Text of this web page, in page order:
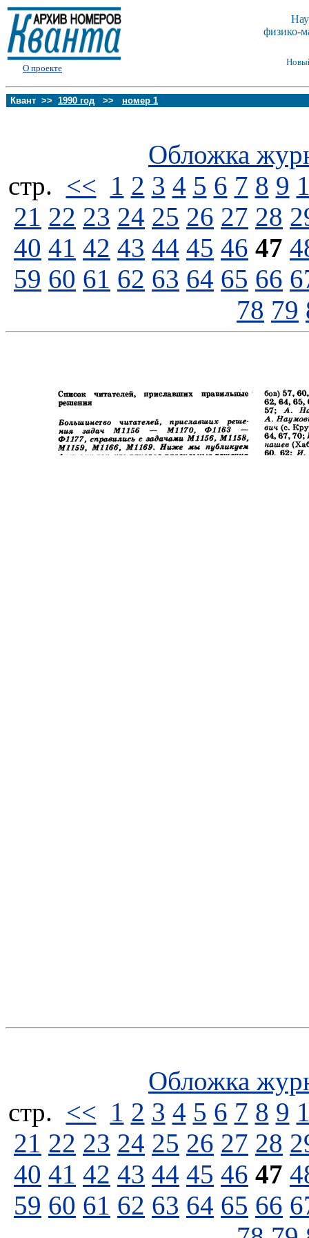
О проекте
физико-
Квант >> 1990 год >> номер 1
Обложка
стp. << 1 2 3 4 5 6 7 8 9
21 22 23 24 25 26 27 28
40 41 42 43 44 45 46 47
59 60 61 62 63 64 65 66
78 79
Обложка
стp. << 1 2 3 4 5 6 7 8 9
21 22 23 24 25 26 27 28
40 41 42 43 44 45 46 47
59 60 61 62 63 64 65 66